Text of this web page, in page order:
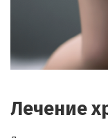
Лечение